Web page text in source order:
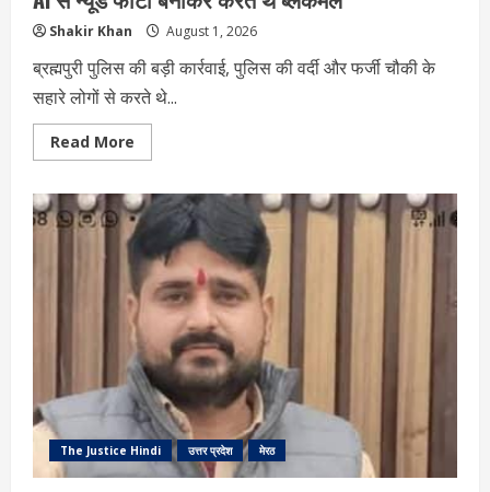
Shakir Khan August 1, 2026
ब्रह्मपुरी पुलिस की बड़ी कार्रवाई, पुलिस की वर्दी और फर्जी चौकी के
सहारे लोगों से करते थे...
Read More
more
News:
मेरठ
में
पुलिस
चौकी
का
भंडाफोड़,
AI
से
न्यूड
फोटो
बनाकर
करते
थे
ब्लैकमेल
The Justice Hindi उत्तर प्रदेश मेरठ